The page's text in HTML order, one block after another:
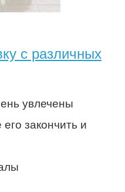
с различных
увлечены
закончить и